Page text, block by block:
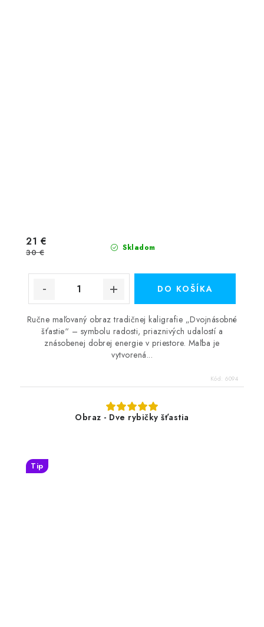
Skladom
21 €
30 €
DO KOŠÍKA
Ručne maľovaný obraz tradičnej kaligrafie „Dvojnásobné
šťastie“ – symbolu radosti, priaznivých udalostí a
znásobenej dobrej energie v priestore. Maľba je
vytvorená...
Kód: 6094
Obraz - Dve rybičky šťastia
Tip